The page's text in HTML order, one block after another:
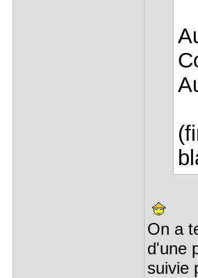
On a
d'une
suivie